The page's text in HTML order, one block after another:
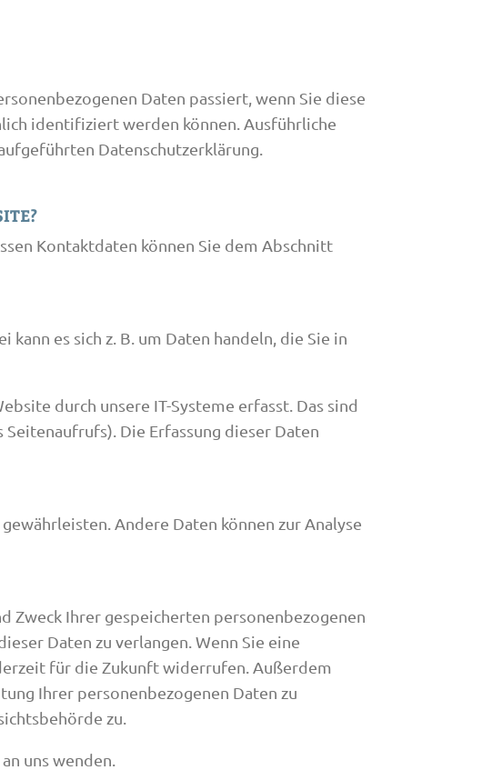
Daten passiert, wenn Sie diese
identifiziert werden können. Ausführliche
Datenschutzerklärung.
Kontaktdaten können Sie dem Abschnitt
es sich z. B. um Daten handeln, die Sie in
durch unsere IT-Systeme erfasst. Das sind
Die Erfassung dieser Daten
Andere Daten können zur Analyse
Zweck Ihrer gespeicherten personenbezogenen
Daten zu verlangen. Wenn Sie eine
für die Zukunft widerrufen. Außerdem
Ihrer personenbezogenen Daten zu
zu.
uns wenden.